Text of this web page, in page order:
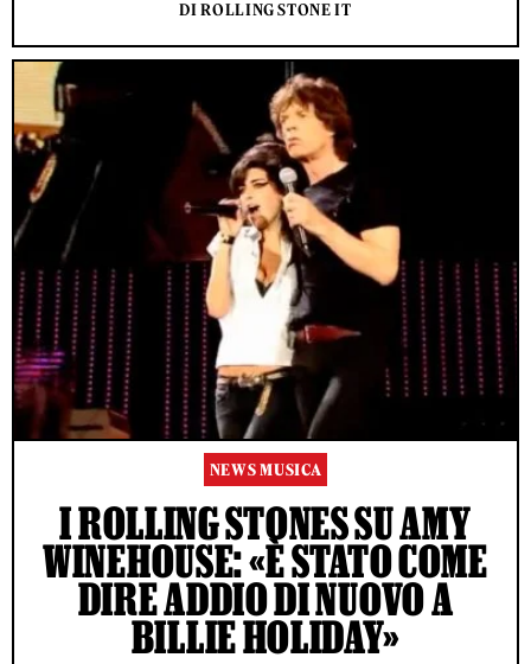
DI ROLLING STONE IT
NEWS MUSICA
I ROLLING STONES SU AMY
WINEHOUSE: «È STATO COME
DIRE ADDIO DI NUOVO A
BILLIE HOLIDAY»